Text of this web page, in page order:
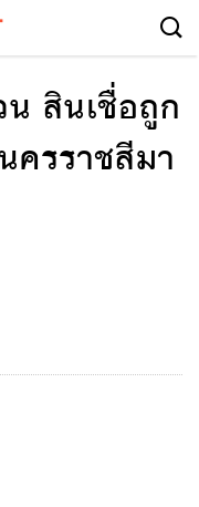
สินเชื่อถูก
ครราชสีมา